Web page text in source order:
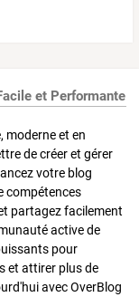
et Performante
moderne et en
de créer et gérer
votre blog
compétences
partagez facilement
active de
pour
et attirer plus de
avec OverBlog